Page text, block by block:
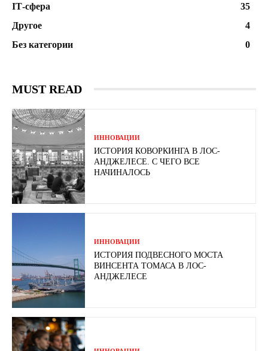
ІТ-сфера
35
Другое
4
Без категории
0
MUST READ
ИННОВАЦИИ
ИСТОРИЯ КОВОРКИНГА В ЛОС-
АНДЖЕЛЕСЕ. С ЧЕГО ВСЕ
НАЧИНАЛОСЬ
ИННОВАЦИИ
ИСТОРИЯ ПОДВЕСНОГО МОСТА
ВИНСЕНТА ТОМАСА В ЛОС-
АНДЖЕЛЕСЕ